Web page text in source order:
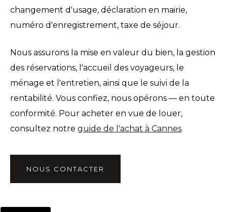
changement d'usage, déclaration en mairie,
numéro d'enregistrement, taxe de séjour.
Nous assurons la mise en valeur du bien, la gestion
des réservations, l'accueil des voyageurs, le
ménage et l'entretien, ainsi que le suivi de la
rentabilité. Vous confiez, nous opérons — en toute
conformité. Pour acheter en vue de louer,
consultez notre guide de l'achat à Cannes.
NOUS CONTACTER